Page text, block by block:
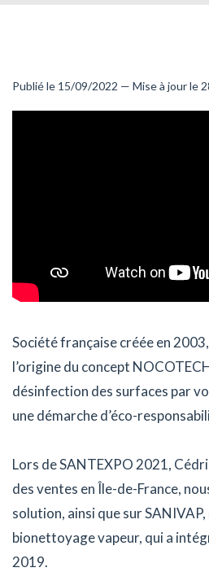
Publié le 15/09/2022 — Mise à jour le
Société française créée en
l’origine du concept
désinfection des surfaces par
une démarche d’éco-
Lors de SANTEXPO 2021,
des ventes en Île-de-France,
solution, ainsi que sur
bionettoyage vapeur, qui a
2019.